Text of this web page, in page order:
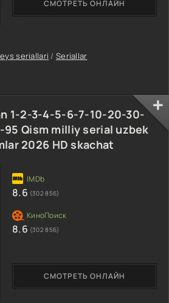
seriallari / Seriallar
СМОТРЕТЬ ОНЛАЙН
1-2-3-4-5-6-7-10-20-30-
Qism milliy serial uzbek
2026 HD skachat
СМОТРЕТЬ ОНЛАЙН
8.6 (302 856)
8.6 (302 856)